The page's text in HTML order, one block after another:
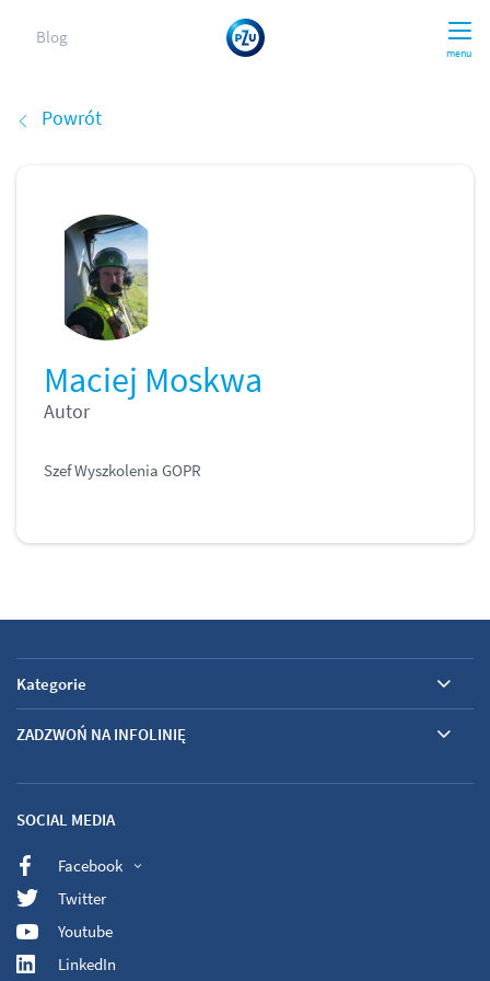
menu
Blog
Powrót
Maciej Moskwa
Autor
Szef Wyszkolenia GOPR
Kategorie
ZADZWOŃ NA INFOLINIĘ
SOCIAL MEDIA
Facebook
Twitter
Youtube
LinkedIn